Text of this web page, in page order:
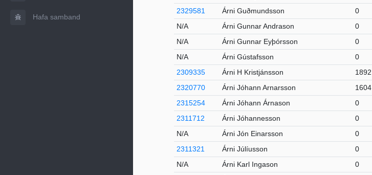
Hafa samband
2329581
Árni Guðmundsson 0
N/A
Árni Gunnar Andrason 0
N/A
Árni Gunnar Eyþórsson 0
N/A
Árni Gústafsson 0
2309335
Árni H Kristjánsson 1892
2320770
Árni Jóhann Arnarsson 1604
2315254
Árni Jóhann Árnason 0
2311712
Árni Jóhannesson 0
N/A
Árni Jón Einarsson 0
2311321
Árni Júlíusson 0
N/A
Árni Karl Ingason 0